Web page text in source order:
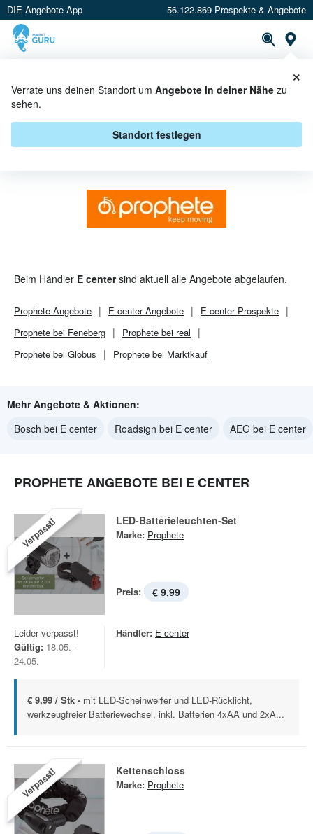
DIE Angebote App 56.122.869 Prospekte & Angebote
Verrate uns deinen Standort um Angebote in deiner Nähe zu
sehen.
Standort festlegen
×
PROPHETE BEI E CENTER -
ANGEBOTE & AKTIONEN
Beim Händler E centersind aktuell alle Angebote abgelaufen.
Prophete Angebote E centerAngebote E centerProspekte
Prophete bei Feneberg
Prophete bei real
Prophete bei Globus
Prophete bei Marktkauf
Mehr Angebote & Aktionen:
Bosch bei E center
Roadsign bei E center AEG bei E center
PROPHETE ANGEBOTE BEI E CENTER
Verpasst! LED-Batterieleuchten-Set
Marke: Prophete
Preis: € 9,99
Leider verpasst!
Gültig: 18.05. -
24.05.
Händler: E center
€ 9,99 / Stk - mit LED-Scheinwerfer und LED-Rücklicht,
werkzeugfreier Batteriewechsel, inkl. Batterien 4xAA und 2xA...
Verpasst! Kettenschloss
Marke: Prophete